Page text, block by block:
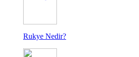
Rukye Nedir?